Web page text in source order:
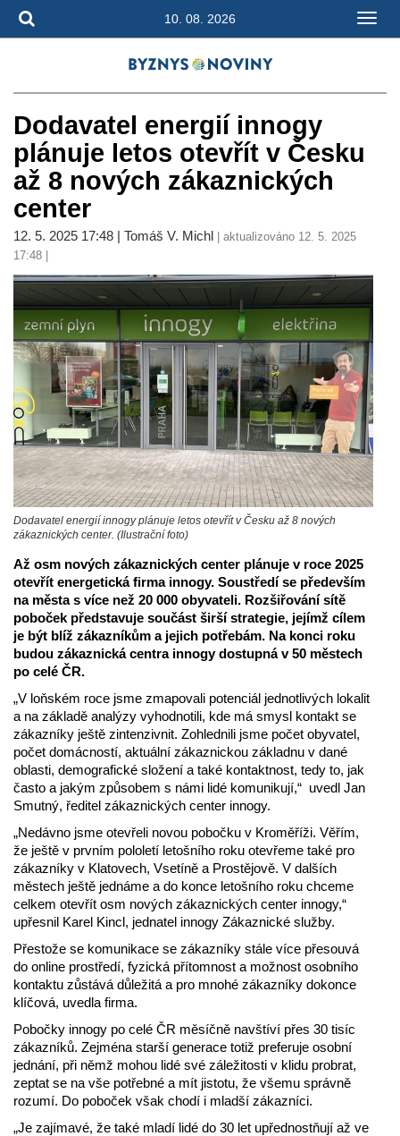
10. 08. 2026
Dodavatel energií innogy
plánuje letos otevřít v Česku
až 8 nových zákaznických
center
12. 5. 2025 17:48 | Tomáš V. Michl | aktualizováno 12. 5. 2025
17:48 |
Dodavatel energií innogy plánuje letos otevřít v Česku až 8 nových
zákaznických center. (Ilustrační foto)
Až osm nových zákaznických center plánuje v roce 2025
otevřít energetická firma innogy. Soustředí se především
na města s více než 20 000 obyvateli. Rozšiřování sítě
poboček představuje součást širší strategie, jejímž cílem
je být blíž zákazníkům a jejich potřebám. Na konci roku
budou zákaznická centra innogy dostupná v 50 městech
po celé ČR.
„V loňském roce jsme zmapovali potenciál jednotlivých lokalit
a na základě analýzy vyhodnotili, kde má smysl kontakt se
zákazníky ještě zintenzivnit. Zohlednili jsme počet obyvatel,
počet domácností, aktuální zákaznickou základnu v dané
oblasti, demografické složení a také kontaktnost, tedy to, jak
často a jakým způsobem s námi lidé komunikují,“ uvedl Jan
Smutný, ředitel zákaznických center innogy.
„Nedávno jsme otevřeli novou pobočku v Kroměříži. Věřím,
že ještě v prvním pololetí letošního roku otevřeme také pro
zákazníky v Klatovech, Vsetíně a Prostějově. V dalších
městech ještě jednáme a do konce letošního roku chceme
celkem otevřít osm nových zákaznických center innogy,“
upřesnil Karel Kincl, jednatel innogy Zákaznické služby.
Přestože se komunikace se zákazníky stále více přesouvá
do online prostředí, fyzická přítomnost a možnost osobního
kontaktu zůstává důležitá a pro mnohé zákazníky dokonce
klíčová, uvedla firma.
Pobočky innogy po celé ČR měsíčně navštíví přes 30 tisíc
zákazníků. Zejména starší generace totiž preferuje osobní
jednání, při němž mohou lidé své záležitosti v klidu probrat,
zeptat se na vše potřebné a mít jistotu, že všemu správně
rozumí. Do poboček však chodí i mladší zákazníci.
„Je zajímavé, že také mladí lidé do 30 let upřednostňují až ve